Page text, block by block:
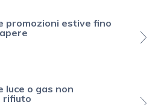
promozioni estive fino
luce o gas non
rifiuto